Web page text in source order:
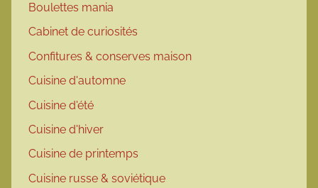
Boulettes mania
Cabinet de curiosités
Confitures & conserves maison
Cuisine d'automne
Cuisine d'été
Cuisine d'hiver
Cuisine de printemps
Cuisine russe & soviétique